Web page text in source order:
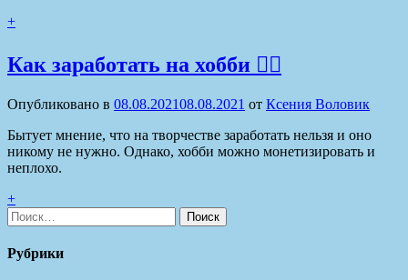
+
Как заработать на хобби 🤹‍♀️
Опубликовано в 08.08.202108.08.2021 от Ксения Воловик
Бытует мнение, что на творчестве заработать нельзя и оно
никому не нужно. Однако, хобби можно монетизировать и
неплохо.
+
Найти:
Рубрики